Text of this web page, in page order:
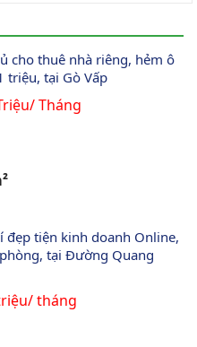
cho thuê nhà riêng, hẻm ô
triệu, tại Gò Vấp
Tháng
đẹp tiện kinh doanh Online,
tại Đường Quang
tháng